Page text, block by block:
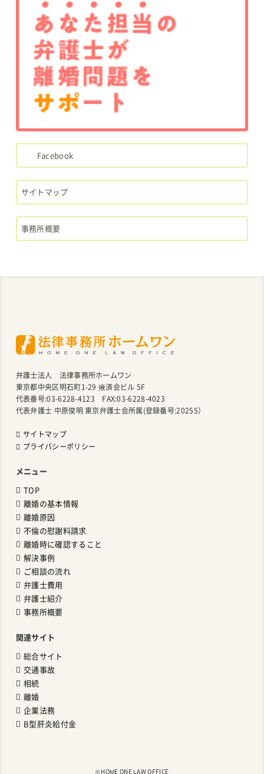
Facebook
サイトマップ
事務所概要
弁護士法人 法律事務所ホームワン
東京都中央区明石町1-29 掖済会ビル 5F
代表番号:03-6228-4123 FAX:03-6228-4023
代表弁護士 中原俊明 東京弁護士会所属(登録番号:20255）
サイトマップ
プライバシーポリシー
メニュー
TOP
離婚の基本情報
離婚原因
不倫の慰謝料請求
離婚時に確認すること
解決事例
ご相談の流れ
弁護士費用
弁護士紹介
事務所概要
関連サイト
総合サイト
交通事故
相続
離婚
企業法務
B型肝炎給付金
©︎ HOME ONE LAW OFFICE